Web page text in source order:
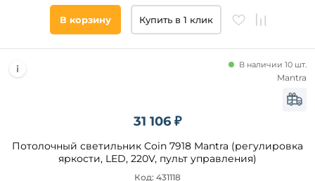
Степень
защиты,
товары
В корзину Купить в 1 клик
31 106 ₽
Потолочный светильник Coin 7918 Mantra (регулировка
яркости, LED, 220V, пульт управления)
В наличии 10 шт.
Код: 431118
Mantra